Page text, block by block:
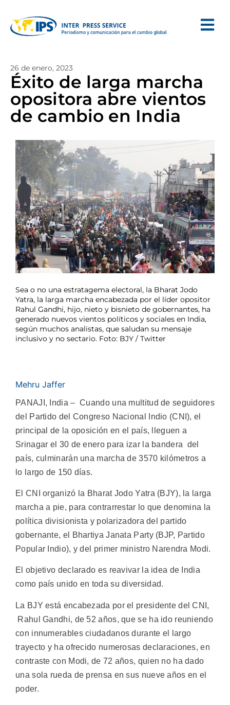
26 de enero, 2023
Éxito de larga marcha
opositora abre vientos
de cambio en India
Sea o no una estratagema electoral, la Bharat Jodo
Yatra, la larga marcha encabezada por el líder opositor
Rahul Gandhi, hijo, nieto y bisnieto de gobernantes, ha
generado nuevos vientos políticos y sociales en India,
según muchos analistas, que saludan su mensaje
inclusivo y no sectario. Foto: BJY / Twitter
Mehru Jaffer
PANAJI, India – Cuando una multitud de seguidores
del Partido del Congreso Nacional Indio (CNI), el
principal de la oposición en el país, lleguen a
Srinagar el 30 de enero para izar la bandera del
país, culminarán una marcha de 3570 kilómetros a
lo largo de 150 días.
El CNI organizó la Bharat Jodo Yatra (BJY), la larga
marcha a pie, para contrarrestar lo que denomina la
política divisionista y polarizadora del partido
gobernante, el Bhartiya Janata Party (BJP, Partido
Popular Indio), y del primer ministro Narendra Modi.
El objetivo declarado es reavivar la idea de India
como país unido en toda su diversidad.
La BJY está encabezada por el presidente del CNI,
Rahul Gandhi, de 52 años, que se ha ido reuniendo
con innumerables ciudadanos durante el largo
trayecto y ha ofrecido numerosas declaraciones, en
contraste con Modi, de 72 años, quien no ha dado
una sola rueda de prensa en sus nueve años en el
poder.